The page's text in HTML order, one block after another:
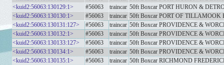
<kuid2:56063:130129:1>
#56063 traincar 50ft Boxcar PORT HURON &
<kuid2:56063:130130:1>
#56063 traincar 50ft Boxcar PORT OF
<kuid2:56063:130131:127>
#56063 traincar 50ft Boxcar PROVIDENCE &
<kuid2:56063:130132:1>
#56063 traincar 50ft Boxcar PROVIDENCE &
<kuid2:56063:130133:127>
#56063 traincar 50ft Boxcar PROVIDENCE &
<kuid2:56063:130134:1>
#56063 traincar 50ft Boxcar PROVIDENCE &
<kuid2:56063:130135:1>
#56063 traincar 50ft Boxcar RICHMOND